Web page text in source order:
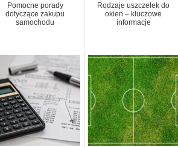
Pomocne porady
dotyczące zakupu
samochodu
Rodzaje uszczelek do
okien – kluczowe
informacje